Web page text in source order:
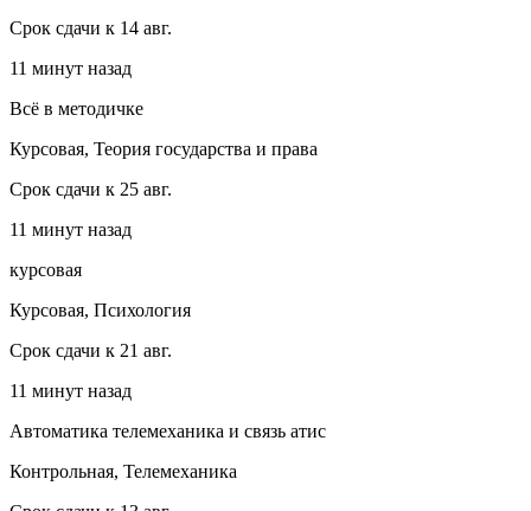
Срок сдачи к 14 авг.
11 минут назад
Всё в методичке
Курсовая, Теория государства и права
Срок сдачи к 25 авг.
11 минут назад
курсовая
Курсовая, Психология
Срок сдачи к 21 авг.
11 минут назад
Автоматика телемеханика и связь атис
Контрольная, Телемеханика